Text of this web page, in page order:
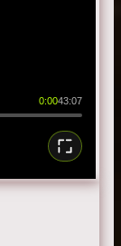
0:0043:07